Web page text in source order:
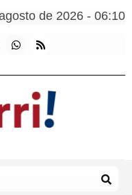
de 2026 - 06:10